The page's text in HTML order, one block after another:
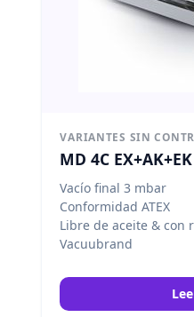
VARIANTES SIN
MD 4C EX+AK+EK
Vacío final 3 mbar
Conformidad ATEX
Libre de aceite & con
Vacuubrand